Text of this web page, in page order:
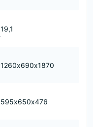
19,1
1260х690х1870
595х650х476